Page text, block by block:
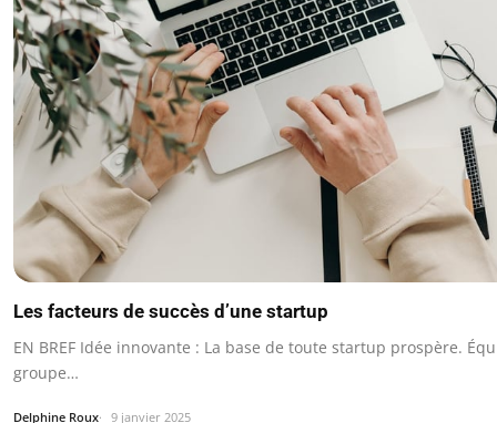
Les facteurs de succès d’une startup
EN BREF Idée innovante : La base de toute startup prospère.
groupe…
Delphine Roux 9 janvier 2025